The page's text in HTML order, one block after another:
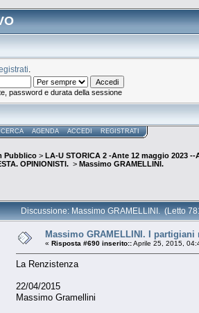
password e durata della sessione
AGENDA ACCEDI REGISTRATI
Pubblico > LA-U STORICA 2 -Ante 12 maggio 2023 --
OPINIONISTI. > Massimo GRAMELLINI.
Discussione: Massimo GRAMELLINI. (Letto
Massimo GRAMELLINI. I
« Risposta #690 inserito::Aprile 25, 2015,
La Renzistenza
22/04/2015
Massimo Gramellini